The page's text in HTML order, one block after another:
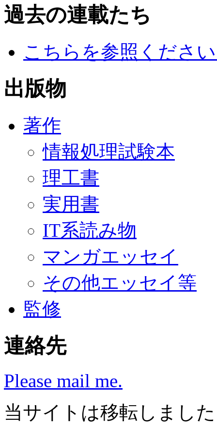
過去の連載たち
こちらを参照くださ
出版物
著作
情報処理試験本
理工書
実用書
IT系読み物
マンガエッセイ
その他エッセイ等
監修
連絡先
Please mail me.
当サイトは移転しまし